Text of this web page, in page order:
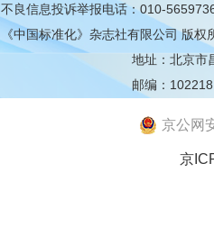
不良信息投诉举报电话：010-
《中国标准化》杂志社有限公司版权
地址：北京市
邮编：102218
京公网
京